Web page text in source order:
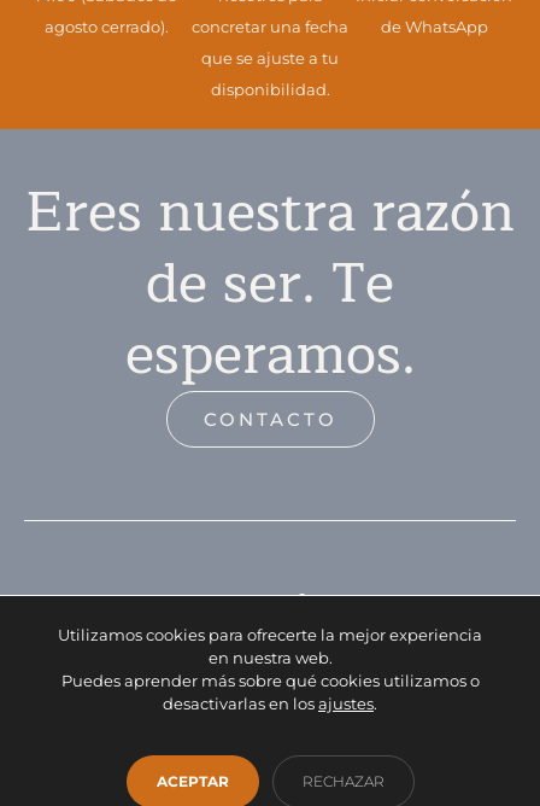
agosto cerrado).
concretar una fecha
que se ajuste a tu
disponibilidad.
de WhatsApp
Eres nuestra razón
de ser. Te
esperamos.
CONTACTO
Facebook Instagram
WhatsApp
OUTLET
CONTACTO
info@fontanamobiliario.com
941 36 93 00
Utilizamos cookies para ofrecerte la mejor experiencia
en nuestra web.
Puedes aprender más sobre qué cookies utilizamos o
desactivarlas en losajustes.
ACEPTAR RECHAZAR